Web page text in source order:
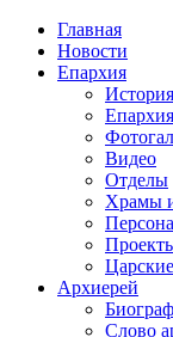
Главная
Новости
Епархия
Видео
Отделы
Храмы
Архиерей
Слово